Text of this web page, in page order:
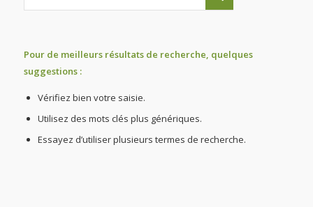
Pour de meilleurs résultats de recherche, quelques
suggestions :
Vérifiez bien votre saisie.
Utilisez des mots clés plus génériques.
Essayez d’utiliser plusieurs termes de recherche.